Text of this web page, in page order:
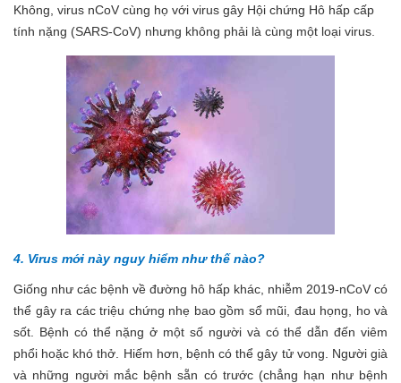
Không, virus nCoV cùng họ với virus gây Hội chứng Hô hấp cấp
tính nặng (SARS-CoV) nhưng không phải là cùng một loại virus.
4. Virus mới này nguy hiểm như thế nào?
Giống như các bệnh về đường hô hấp khác, nhiễm 2019-nCoV có
thể gây ra các triệu chứng nhẹ bao gồm sổ mũi, đau họng, ho và
sốt. Bệnh có thể nặng ở một số người và có thể dẫn đến viêm
phổi hoặc khó thở. Hiếm hơn, bệnh có thể gây tử vong. Người già
và những người mắc bệnh sẵn có trước (chẳng hạn như bệnh